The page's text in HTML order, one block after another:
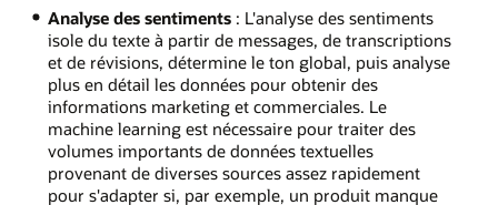
Analyse des sentiments: L'analyse des sentiments
isole du texte à partir de messages, de transcriptions
et de révisions, détermine le ton global, puis analyse
plus en détail les données pour obtenir des
informations marketing et commerciales. Le
machine learning est nécessaire pour traiter des
volumes importants de données textuelles
provenant de diverses sources assez rapidement
pour s'adapter si, par exemple, un produit manque